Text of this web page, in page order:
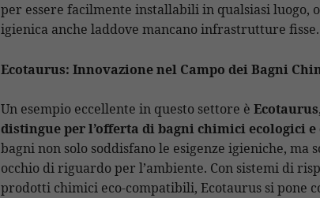
per essere facilmente installabili in qualsiasi luogo,
igienica anche laddove mancano infrastrutture fisse.
Ecotaurus: Innovazione nel Campo dei Bagni
Un esempio eccellente in questo settore è
distingue per l’offerta di bagni chimici ecologici
bagni non solo soddisfano le esigenze igieniche, ma
occhio di riguardo per l’ambiente. Con sistemi di
prodotti chimici eco-compatibili, Ecotaurus si pone